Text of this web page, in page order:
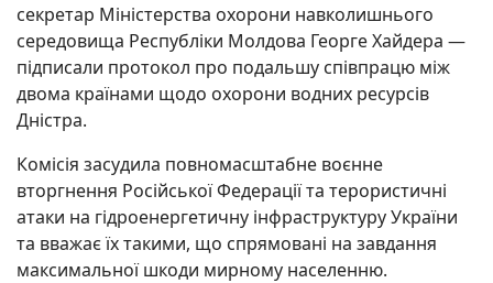
секретар Міністерства охорони навколишнього
середовища Республіки Молдова Георге Хайдера —
підписали протокол про подальшу співпрацю між
двома країнами щодо охорони водних ресурсів
Дністра.
Комісія засудила повномасштабне воєнне
вторгнення Російської Федерації та терористичні
атаки на гідроенергетичну інфраструктуру України
та вважає їх такими, що спрямовані на завдання
максимальної шкоди мирному населенню.